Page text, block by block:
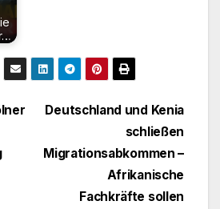
Deutschland und Kenia
schließen
Migrationsabkommen –
Afrikanische
Fachkräfte sollen